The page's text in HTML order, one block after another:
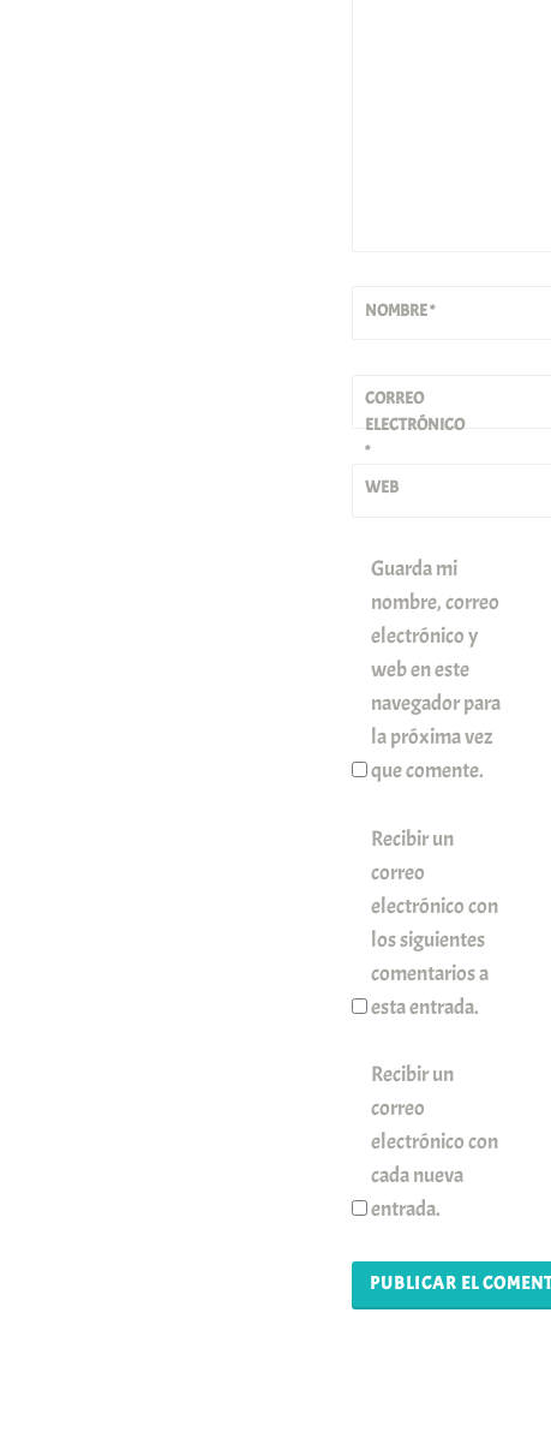
NOMBRE*
CORREO
ELECTRÓNICO
*
WEB
Guarda mi
nombre, correo
electrónico y
web en este
navegador para
la próxima vez
que comente.
Recibir un
correo
electrónico con
los siguientes
comentarios a
esta entrada.
Recibir un
correo
electrónico con
cada nueva
entrada.